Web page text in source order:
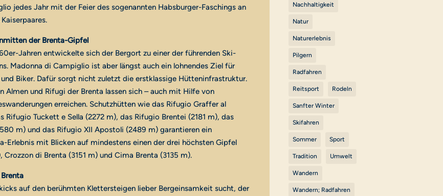
jedes Jahr mit der Feier des sogenannten Habsburger-Faschings an
der Brenta-Gipfel
Jahren entwickelte sich der Bergort zu einer der führenden Ski-
Madonna di Campiglio ist aber längst auch ein lohnendes Ziel für
Biker. Dafür sorgt nicht zuletzt die erstklassige Hütteninfrastruktur.
Almen und Rifugi der Brenta lassen sich – auch mit Hilfe von
erreichen. Schutzhütten wie das Rifugio Graffer al
Rifugio Tuckett e Sella (2272 m), das Rifugio Brentei (2181 m), das
m) und das Rifugio XII Apostoli (2489 m) garantieren ein
Erlebnis mit Blicken auf mindestens einen der drei höchsten Gipfel
Crozzon di Brenta (3151 m) und Cima Brenta (3135 m).
auf den berühmten Klettersteigen lieber Bergeinsamkeit sucht, der
Nachhaltigkeit
Natur
Naturerlebnis
Pilgern
Radfahren
Reitsport Rodeln
Sanfter Winter
Skifahren
Sommer Sport
Tradition Umwelt
Wandern
Wandern; Radfahren